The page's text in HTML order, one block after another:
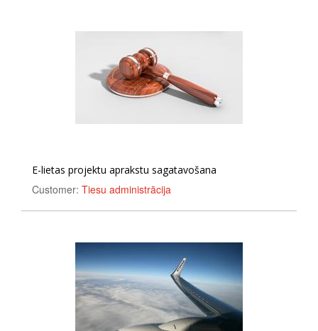
E-lietas projektu aprakstu sagatavošana
Customer: Tiesu administrācija